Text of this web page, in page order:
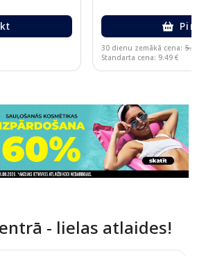
30 dienu zemākā cena:
Standarta cena: 9.49 €
- lielas atlaides!